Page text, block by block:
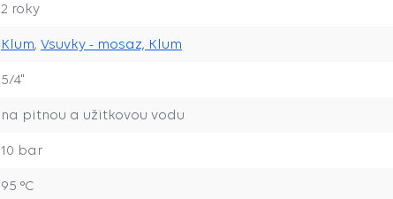
2 roky
Klum, Vsuvky - mosaz, Klum
5/4"
na pitnou a užitkovou vodu
10 bar
95 °C